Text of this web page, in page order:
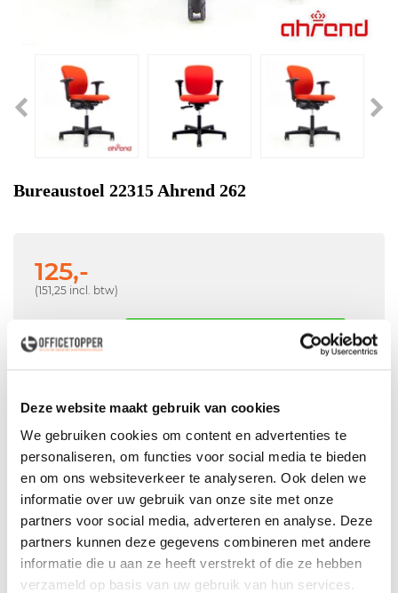
Deze website maakt gebruik van cookies
We gebruiken cookies om content en advertenties te
personaliseren, om functies voor social media te bieden
en om ons websiteverkeer te analyseren. Ook delen we
informatie over uw gebruik van onze site met onze
partners voor social media, adverteren en analyse. Deze
partners kunnen deze gegevens combineren met andere
informatie die u aan ze heeft verstrekt of die ze hebben
verzameld op basis van uw gebruik van hun services.
Bureaustoel 22315 Ahrend 262
125,-
(151,25 incl. btw)
Leveringin België
Voor zowelParticulieralsZakelijk
ProfessioneleBezorg- en Montageservice